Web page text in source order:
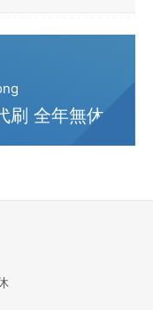
刷 全年無休